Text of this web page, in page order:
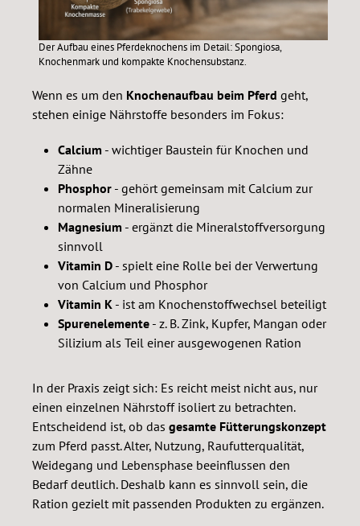
Der Aufbau eines Pferdeknochens im Detail: Spongiosa,
Knochenmark und kompakte Knochensubstanz.
Wenn es um den Knochenaufbau beim Pferd geht,
stehen einige Nährstoffe besonders im Fokus:
Calcium - wichtiger Baustein für Knochen und
Zähne
Phosphor - gehört gemeinsam mit Calcium zur
normalen Mineralisierung
Magnesium - ergänzt die Mineralstoffversorgung
sinnvoll
Vitamin D - spielt eine Rolle bei der Verwertung
von Calcium und Phosphor
Vitamin K - ist am Knochenstoffwechsel beteiligt
Spurenelemente - z. B. Zink, Kupfer, Mangan oder
Silizium als Teil einer ausgewogenen Ration
In der Praxis zeigt sich: Es reicht meist nicht aus, nur
einen einzelnen Nährstoff isoliert zu betrachten.
Entscheidend ist, ob das gesamte Fütterungskonzept
zum Pferd passt. Alter, Nutzung, Raufutterqualität,
Weidegang und Lebensphase beeinflussen den
Bedarf deutlich. Deshalb kann es sinnvoll sein, die
Ration gezielt mit passenden Produkten zu ergänzen.